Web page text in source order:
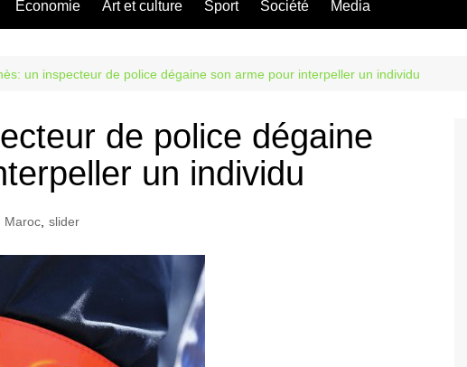
Economie Art et culture Sport Société Media
un inspecteur de police dégaine son arme pour interpeller un individu
de police dégaine
un individu
Maroc slider